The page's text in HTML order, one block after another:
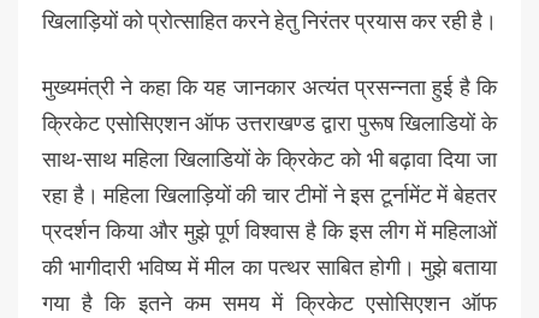
खिलाड़ियों को प्रोत्साहित करने हेतु निरंतर प्रयास कर रही है।
मुख्यमंत्री ने कहा कि यह जानकार अत्यंत प्रसन्नता हुई है कि
क्रिकेट एसोसिएशन ऑफ उत्तराखण्ड द्वारा पुरूष खिलाडियों के
साथ-साथ महिला खिलाडियों के क्रिकेट को भी बढ़ावा दिया जा
रहा है। महिला खिलाड़ियों की चार टीमों ने इस टूर्नामेंट में बेहतर
प्रदर्शन किया और मुझे पूर्ण विश्वास है कि इस लीग में महिलाओं
की भागीदारी भविष्य में मील का पत्थर साबित होगी। मुझे बताया
गया है कि इतने कम समय में क्रिकेट एसोसिएशन ऑफ